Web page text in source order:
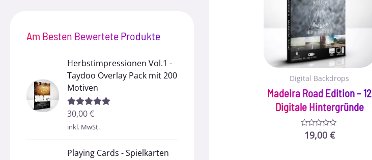
Am Besten Bewertete Produkte
Herbstimpressionen Vol.1 -
Taydoo Overlay Pack mit 200
Motiven
Bewertet mit
30,00€
inkl. MwSt.
Playing Cards - Spielkarten
Digital Backdrops
Madeira Road Edition – 12
Digitale Hintergründe
Bewertet
mit
19,00 €